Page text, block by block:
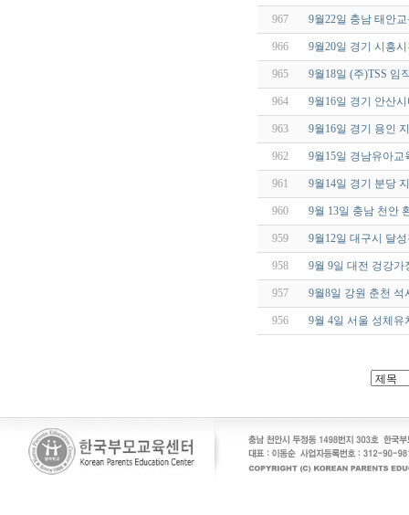
967 9월22일 충남 태안
966 9월20일 경기 시흥
965 9월18일 (주)TSS 임
964 9월16일 경기 안산
963 9월16일 경기 용인
962 9월15일 경남유아
961 9월14일 경기 분당
960 9월 13일 충남 천안
959 9월12일 대구시 달
958 9월 9일 대전 겅강
957 9월8일 강원 춘천
956 9월 4일 서울 성체